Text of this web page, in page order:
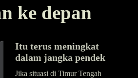
ke depan
Itu terus meningkat
dalam jangka pendek
Jika situasi di Timur Tengah